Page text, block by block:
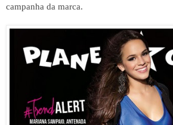
campanha da marca.